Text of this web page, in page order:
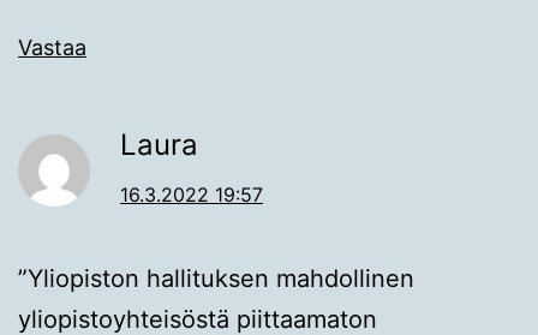
Vastaa
Laura
16.3.2022 19:57
”Yliopiston hallituksen mahdollinen
yliopistoyhteisöstä piittaamaton